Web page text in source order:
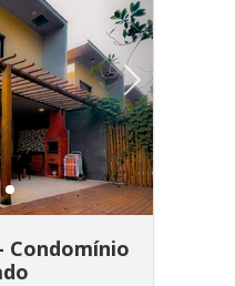
Next
3
Condomínio